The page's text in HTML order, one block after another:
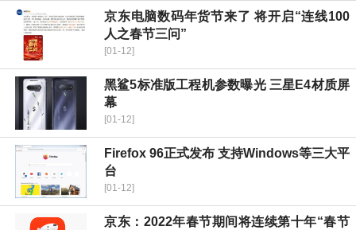
京东电脑数码年货节来了 将开启“连线100
人之春节三问”
[01-12]
黑鲨5标准版工程机参数曝光 三星E4材质屏
幕
[01-12]
Firefox 96正式发布 支持Windows等三大平
台
[01-12]
京东：2022年春节期间将连续第十年“春节